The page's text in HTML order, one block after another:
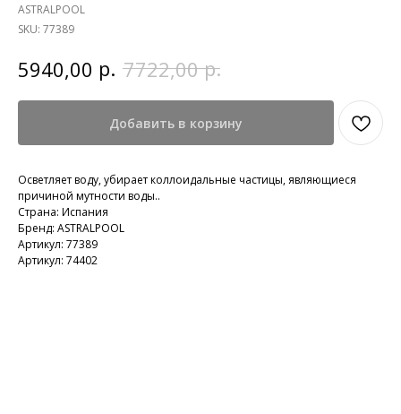
ASTRALPOOL
SKU: 77389
5940,00 р. 7722,00 р.
Добавить в корзину
Осветляет воду, убирает коллоидальные частицы, являющиеся
причиной мутности воды..
Страна: Испания
Бренд: ASTRALPOOL
Артикул: 77389
Артикул: 74402